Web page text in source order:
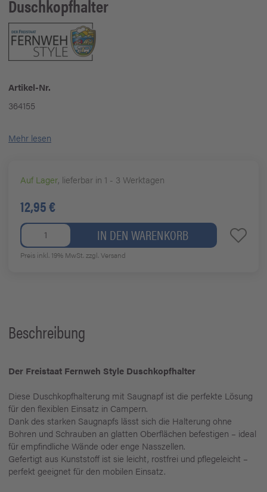
Duschkopfhalter
Artikel-Nr.
364155
Mehr lesen
Auf Lager, lieferbar in 1 - 3 Werktagen
12,95 €
IN DEN WARENKORB
Preis inkl. 19% MwSt.zzgl. Versand
Beschreibung
Der Freistaat Fernweh Style Duschkopfhalter
Diese Duschkopfhalterung mit Saugnapf ist die perfekte Lösung
für den flexiblen Einsatz in Campern.
Dank des starken Saugnapfs lässt sich die Halterung ohne
Bohren und Schrauben an glatten Oberflächen befestigen – ideal
für empfindliche Wände oder enge Nasszellen.
Gefertigt aus Kunststoff ist sie leicht, rostfrei und pflegeleicht –
perfekt geeignet für den mobilen Einsatz.